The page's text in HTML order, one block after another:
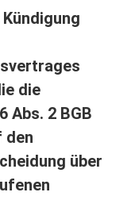
die
Abs. 2 BGB
den
über